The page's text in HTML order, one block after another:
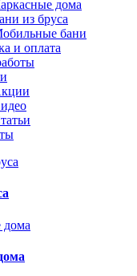
дома
из бруса
бани
и оплата